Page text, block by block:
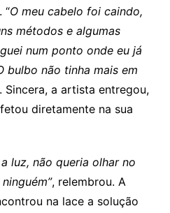
“O meu cabelo foi caindo,
métodos e algumas
num ponto onde eu já
bulbo não tinha mais em
Sincera, a artista entregou,
diretamente na sua
luz, não queria olhar no
, relembrou. A
na lace a solução